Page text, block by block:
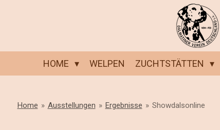
HOME WELPEN ZUCHTSTÄTTEN
Home » Ausstellungen » Ergebnisse » Showdalsonline